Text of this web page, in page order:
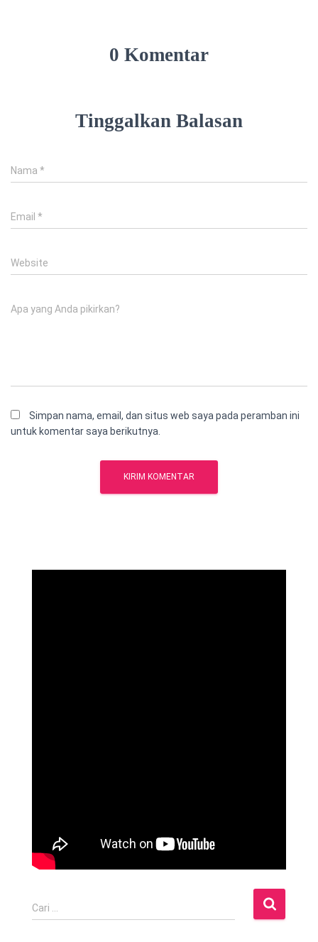
0 Komentar
Tinggalkan Balasan
Nama *
Email *
Website
Apa yang Anda pikirkan?
Simpan nama, email, dan situs web saya pada peramban ini
untuk komentar saya berikutnya.
C
a
Cari …